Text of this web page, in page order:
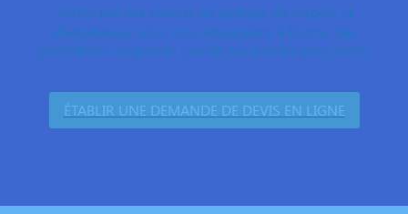
Portés par des valeurs de partage, de respect et
d’excellence, nous nous engageons à fournir des
prestations de grande qualité aux prix les plus justes.
ÉTABLIR UNE DEMANDE DE DEVIS EN LIGNE